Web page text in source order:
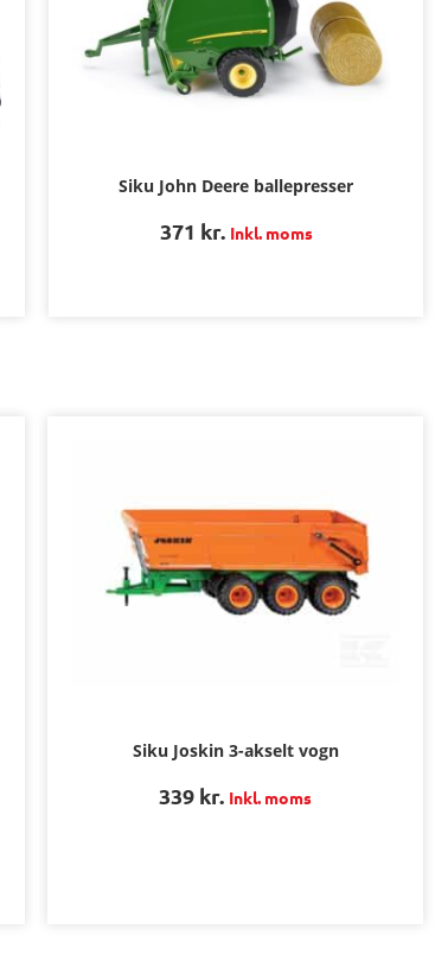
Siku John Deere ballepresser
371 kr. Inkl. moms
Siku Joskin 3-akselt vogn
339 kr. Inkl. moms